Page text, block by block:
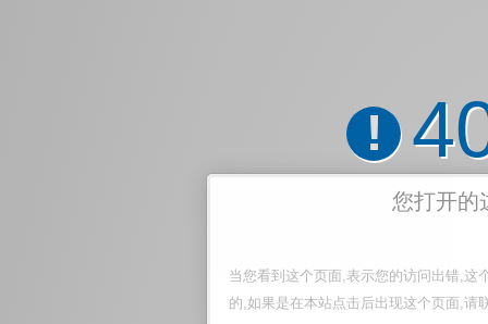
!
您打开的
当您看到这个页面,表示您的访问出错,这
的,如果是在本站点击后出现这个页面,请